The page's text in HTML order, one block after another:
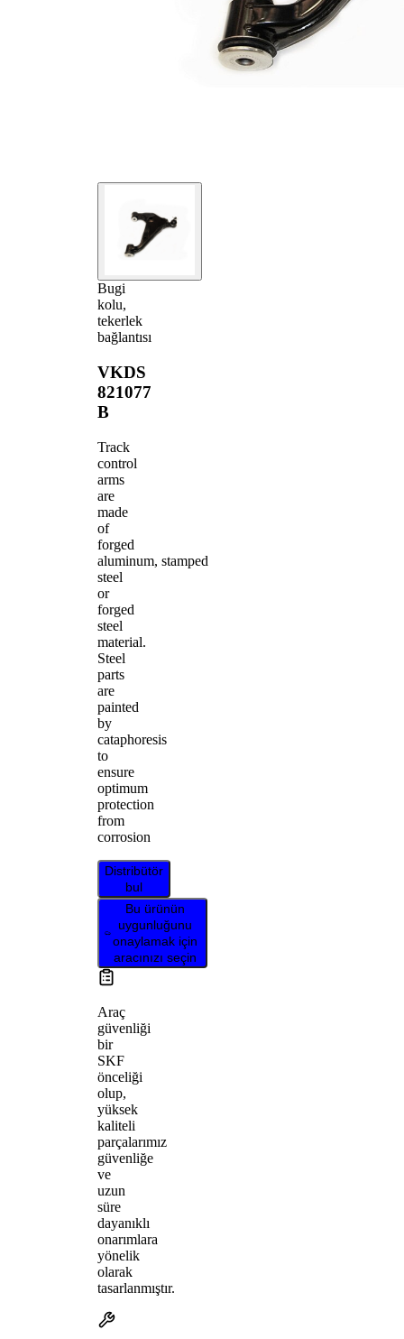
Bugi
kolu,
tekerlek
bağlantısı
VKDS
821077
B
Track
control
arms
are
made
of
forged
aluminum, stamped
steel
or
forged
steel
material.
Steel
parts
are
painted
by
cataphoresis
to
ensure
optimum
protection
from
corrosion
Distribütör
bul
Bu ürünün
uygunluğunu
onaylamak için
aracınızı seçin
Araç
güvenliği
bir
SKF
önceliği
olup,
yüksek
kaliteli
parçalarımız
güvenliğe
ve
uzun
süre
dayanıklı
onarımlara
yönelik
olarak
tasarlanmıştır.